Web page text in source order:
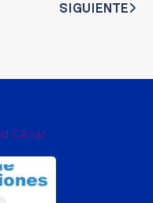
SIGUIENTE